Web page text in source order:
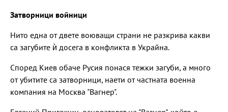
Затворници войници
Нито една от двете воюващи страни не разкрива какви
са загубите ѝ досега в конфликта в Украйна.
Според Киев обаче Русия понася тежки загуби, а много
от убитите са затворници, наети от частната военна
компания на Москва "Вагнер".